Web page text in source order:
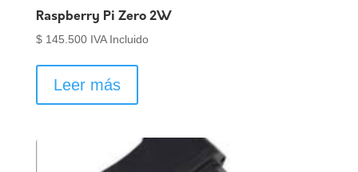
Raspberry Pi Zero 2W
$145.500 IVA Incluido
Leer más